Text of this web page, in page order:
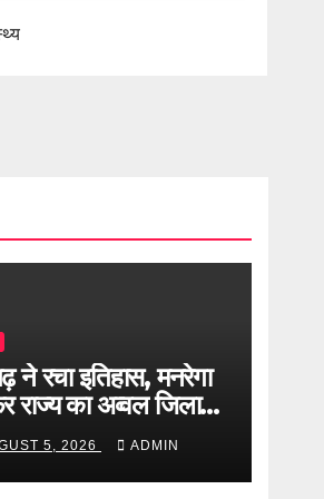
ने रचा इतिहास, मनरेगा
राज्य का अव्वल जिला
5, 2026 ADMIN